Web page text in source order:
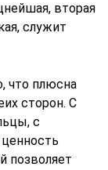
вторая
служит
что плюсна
сторон. С
с
позволяет